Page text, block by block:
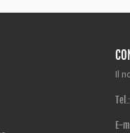
Il
E-